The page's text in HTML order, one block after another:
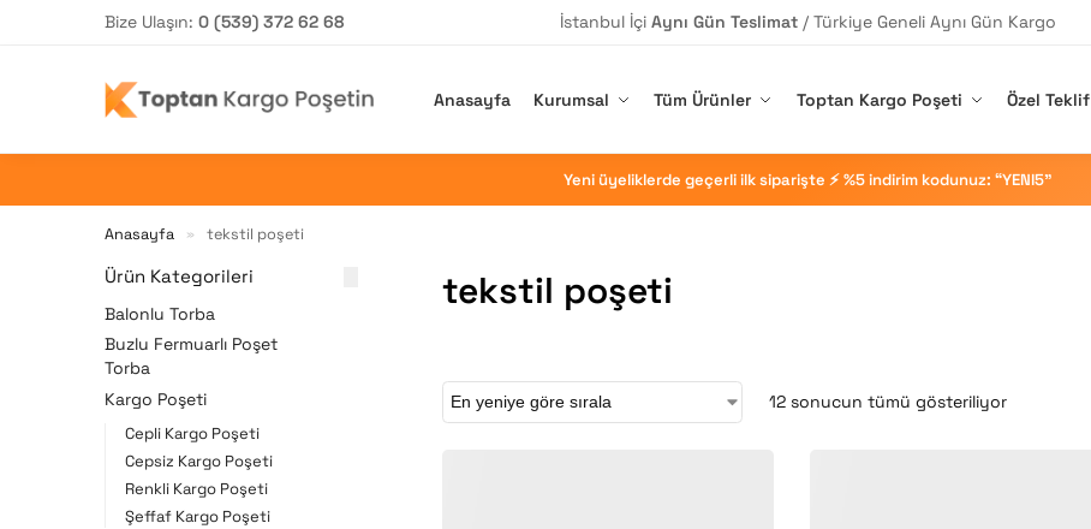
Bize Ulaşın: 0 (539) 372 62 68 İstanbul İçi Aynı Gün Teslimat/ Türkiye Geneli Aynı Gün Kargo
Anasayfa Kurumsal Tüm Ürünler Toptan Kargo Poşeti Özel Teklif
Arama yap
Yeni üyeliklerde geçerli ilk siparişte ⚡ %5 indirim kodunuz: “YENI5”
Anasayfa » tekstil poşeti
tekstil poşeti
12 sonucun tümü gösteriliyor
Ürün Kategorileri
Balonlu Torba
Buzlu Fermuarlı Poşet
Torba
Kargo Poşeti
Cepli Kargo Poşeti
Cepsiz Kargo Poşeti
Renkli Kargo Poşeti
Şeffaf Kargo Poşeti